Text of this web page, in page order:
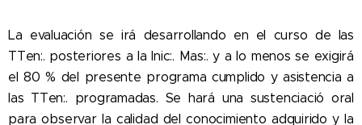
La evaluación se irá desarrollando en el curso de las
TTen:. posteriores a la Inic:. Mas:. y a lo menos se exigirá
el 80 % del presente programa cumplido y asistencia a
las TTen:. programadas. Se hará una sustenciació oral
para observar la calidad del conocimiento adquirido y la